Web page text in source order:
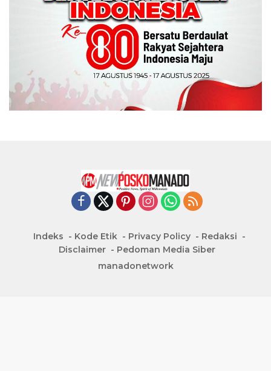
Indeks Kode Etik Privacy Policy
Redaksi
Disclaimer
Pedoman Media Siber
manadonetwork